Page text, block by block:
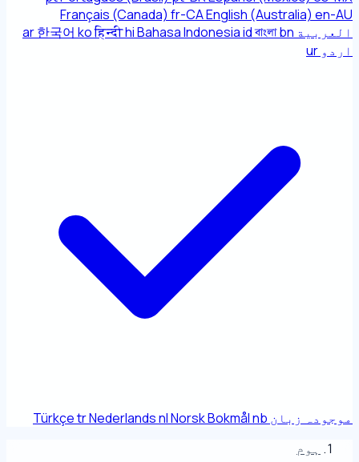
Français (Canada) fr-CAEnglish (Australia) en-AU
العربية
ar한국어 koहिन्दीhiBahasa Indonesiaidবাংলাbn
اردو ur
موجودہ زبان TürkçetrNederlandsnlNorsk Bokmålnb
ہوم